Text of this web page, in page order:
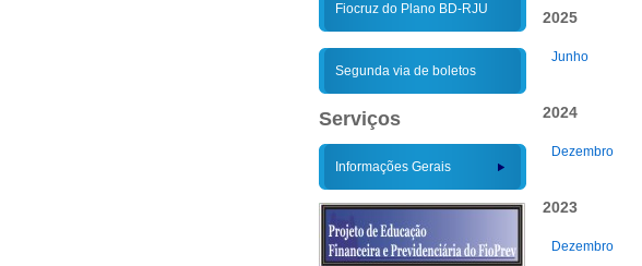
Fiocruz do Plano BD-RJU
Segunda via de boletos
Serviços
Informações Gerais
2025
Junho
2024
Dezembro
2023
Dezembro